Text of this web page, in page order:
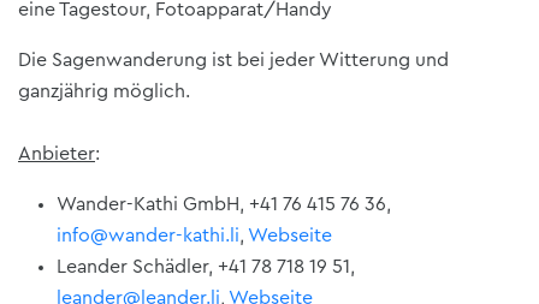
eine Tagestour, Fotoapparat/Handy
Die Sagenwanderung ist bei jeder Witterung und
ganzjährig möglich.
Anbieter:
Wander-Kathi GmbH, +41 76 415 76 36,
info@wander-kathi.li, Webseite
Leander Schädler, +41 78 718 19 51,
leander@leander.li, Webseite